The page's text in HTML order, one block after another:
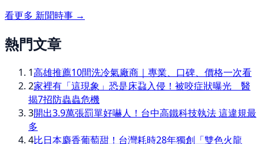
看更多 新聞時事 →
熱門文章
1高雄推薦10間洗冷氣廠商｜專業、口碑、價格一次看
2家裡有「這現象」恐是床蝨入侵！被咬症狀曝光 醫
揭7招防蟲蟲危機
3開出3.9萬張罰單好嚇人！台中高鐵科技執法 這違規最
多
4比日本麝香葡萄甜！台灣耗時28年獨創「雙色火龍